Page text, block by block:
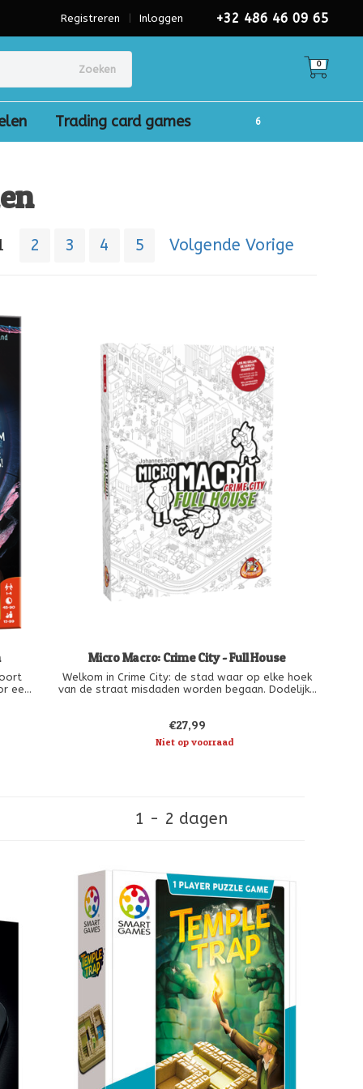
+32 486 46 09 65
Inloggen
Registreren
Zoeken 0
Trading card games
2 3 4 5 Volgende Vorige
een
Micro Macro: Crime City - Full House
Welkom in Crime City: de stad waar op elke hoek
van de straat misdaden worden begaan. Dodelijke
Full House is het tweede deel van de MicroMacro:
Crime City seri
€27,99
Niet op voorraad
1 - 2 dagen